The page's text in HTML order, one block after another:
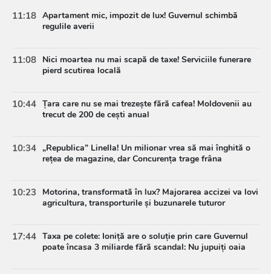
11:18 Apartament mic, impozit de lux! Guvernul schimbă
regulile averii
11:08 Nici moartea nu mai scapă de taxe! Serviciile funerare
pierd scutirea locală
10:44 Țara care nu se mai trezește fără cafea! Moldovenii au
trecut de 200 de cești anual
10:34 „Republica” Linella! Un milionar vrea să mai înghită o
rețea de magazine, dar Concurența trage frâna
10:23
Motorina, transformată în lux? Majorarea accizei va lovi
agricultura, transporturile și buzunarele tuturor
17:44 Taxa pe colete: Ioniță are o soluție prin care Guvernul
poate încasa 3 miliarde fără scandal: Nu jupuiți oaia